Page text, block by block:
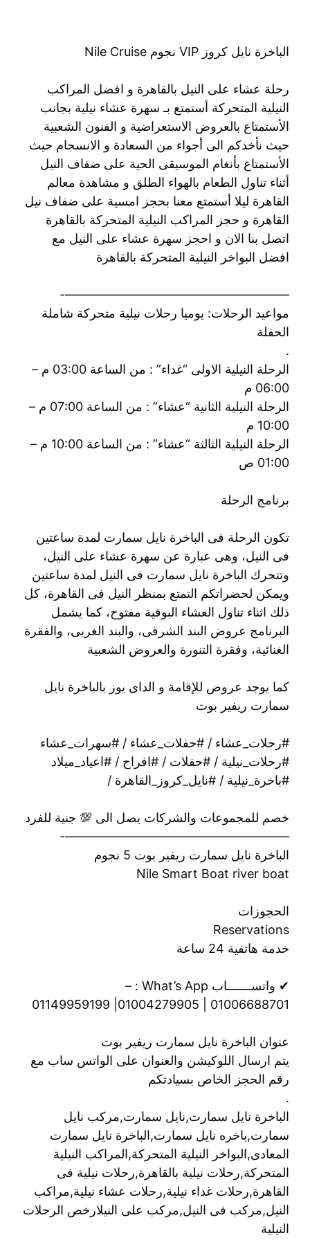
الباخرة نايل كروز VIP نجوم Nile Cruise
رحلة عشاء على النيل بالقاهرة و افضل المراكب
النيلية المتحركة أستمتع بـ سهرة عشاء نيلية بجانب
الأستمتاع بالعروض الاستعراضية و الفنون الشعبية
حيث نأخذكم الى أجواء من السعادة و الانسجام حيث
الأستمتاع بأنغام الموسيقى الحية على ضفاف النيل
أثناء تناول الطعام بالهواء الطلق و مشاهدة معالم
القاهرة ليلا أستمتع معنا بحجز امسية على ضفاف نيل
القاهرة و حجز المراكب النيلية المتحركة بالقاهرة
اتصل بنا الان و احجز سهرة عشاء على النيل مع
افضل البواخر النيلية المتحركة بالقاهرة
——————————————————-
مواعيد الرحلات: يوميا رحلات نيلية متحركة شاملة
الحفلة
.
الرحلة النيلية الاولى “غداء” : من الساعة 03:00 م –
06:00 م
الرحلة النيلية الثانية “عشاء” : من الساعة 07:00 م –
10:00 م
الرحلة النيلية الثالثة “عشاء” : من الساعة 10:00 م –
01:00 ص
برنامج الرحلة
تكون الرحلة فى الباخرة نايل سمارت لمدة ساعتين
فى النيل، وهى عبارة عن سهرة عشاء على النيل،
وتتحرك الباخرة نايل سمارت فى النيل لمدة ساعتين
ويمكن لحضراتكم التمتع بمنظر النيل فى القاهرة، كل
ذلك اثناء تناول العشاء البوفية مفتوح، كما يشمل
البرنامج عروض البند الشرقى، والبند الغربى، والفقرة
الغنائية، وفقرة التنورة والعروض الشعبية
كما يوجد عروض للإقامة و الداى يوز بالباخرة نايل
سمارت ريفير بوت
#رحلات_عشاء / #حفلات_عشاء / #سهرات_عشاء
#رحلات_نيلية / #حفلات / #افراح / #اعياد_ميلاد
#باخرة_نيلية / #نايل_كروز_القاهرة /
خصم للمجموعات والشركات يصل الى 💯 جنية للفرد
——————————————————-
الباخرة نايل سمارت ريفير بوت 5 نجوم
Nile Smart Boat river boat
الحجوزات
Reservations
خدمة هاتفية 24 ساعة
✔ واتســـــــاب What’s App : –
01006688701 | 01004279905| 01149959199
عنوان الباخرة نايل سمارت ريفير بوت
يتم ارسال اللوكيشن والعنوان على الواتس ساب مع
رقم الحجز الخاص بسيادتكم
.
الباخرة نايل سمارت,نايل سمارت,مركب نايل
سمارت,باخره نايل سمارت,الباخرة نايل سمارت
المعادى,البواخر النيلية المتحركة,المراكب النيلية
المتحركة,رحلات نيلية بالقاهرة,رحلات نيلية فى
القاهرة,رحلات غداء نيلية,رحلات عشاء نيلية,مراكب
النيل,مركب فى النيل,مركب على النيلارخص الرحلات
النيلية